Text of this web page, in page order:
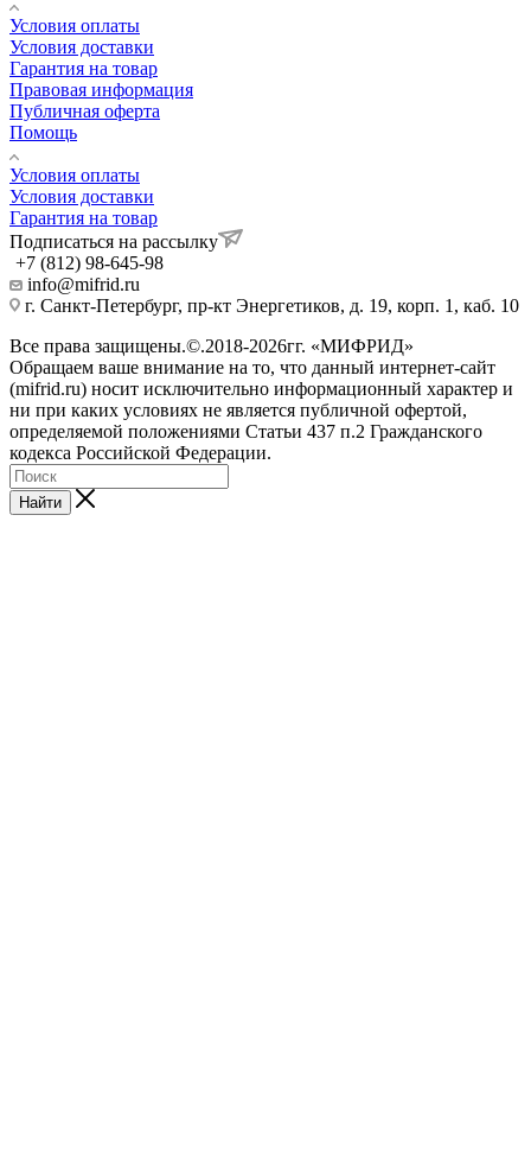
Условия оплаты
Условия доставки
Гарантия на товар
Правовая информация
Публичная оферта
Помощь
Условия оплаты
Условия доставки
Гарантия на товар
Подписаться на рассылку
+7 (812) 98-645-98
info@mifrid.ru
г. Санкт-Петербург, пр-кт Энергетиков, д. 19, корп. 1, каб. 10
Все права защищены.©.2018-2026гг. «МИФРИД»
Обращаем ваше внимание на то, что данный интернет-сайт
(mifrid.ru) носит исключительно информационный характер и
ни при каких условиях не является публичной офертой,
определяемой положениями Статьи 437 п.2 Гражданского
кодекса Российской Федерации.
Найти